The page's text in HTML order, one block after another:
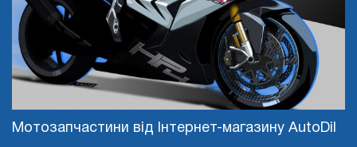
Мотозапчастини від Інтернет-магазину AutoDil